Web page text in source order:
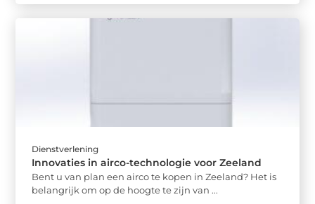
Dienstverlening
Innovaties in airco-technologie voor Zeeland
Bent u van plan een airco te kopen in Zeeland? Het is
belangrijk om op de hoogte te zijn van ...